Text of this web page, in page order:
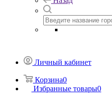
Личный кабинет
Корзина0
Избранные товары0